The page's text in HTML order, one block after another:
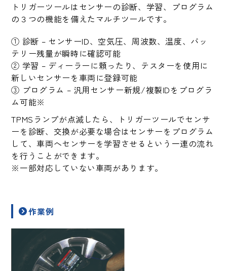
トリガーツールはセンサーの診断、学習、プログラム
の３つの機能を備えたマルチツールです。
① 診断 – センサーID、空気圧、周波数、温度、バッ
テリー残量が瞬時に確認可能
② 学習 – ディーラーに頼ったり、テスターを使用に
新しいセンサーを車両に登録可能
③ プログラム – 汎用センサー新規/複製IDをプログラ
ム可能※
TPMSランプが点滅したら、トリガーツールでセンサ
ーを診断、交換が必要な場合はセンサーをプログラム
して、車両へセンサーを学習させるという一連の流れ
を行うことができます。
※一部対応していない車両があります。
作業例